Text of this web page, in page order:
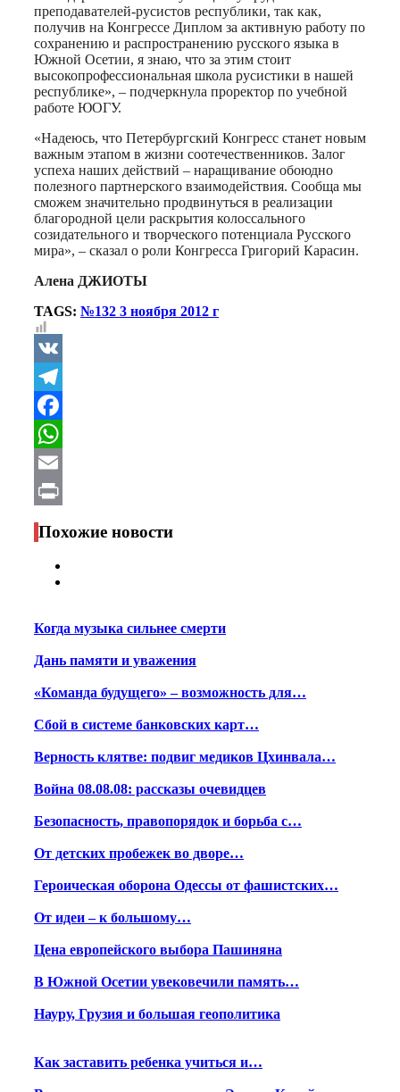
преподавателей-русистов республики, так как,
получив на Конгрессе Диплом за активную работу по
сохранению и распространению русского языка в
Южной Осетии, я знаю, что за этим стоит
высокопрофессиональная школа русистики в нашей
республике», – подчеркнула проректор по учебной
работе ЮОГУ.
«Надеюсь, что Петербургский Конгресс станет новым
важным этапом в жизни соотечественников. Залог
успеха наших действий – наращивание обоюдно
полезного партнерского взаимодействия. Сообща мы
сможем значительно продвинуться в реализации
благородной цели раскрытия колоссального
созидательного и творческого потенциала Русского
мира», – сказал о роли Конгресса Григорий Карасин.
Алена ДЖИОТЫ
TAGS: №132 3 ноября 2012 г
VK
Telegram
Facebook
WhatsApp
Email
Print
Похожие новости
Когда музыка сильнее смерти
Дань памяти и уважения
«Команда будущего» – возможность для…
Сбой в системе банковских карт…
Верность клятве: подвиг медиков Цхинвала…
Война 08.08.08: рассказы очевидцев
Безопасность, правопорядок и борьба с…
От детских пробежек во дворе…
Героическая оборона Одессы от фашистских…
От идеи – к большому…
Цена европейского выбора Пашиняна
В Южной Осетии увековечили память…
Науру, Грузия и большая геополитика
Как заставить ребенка учиться и…